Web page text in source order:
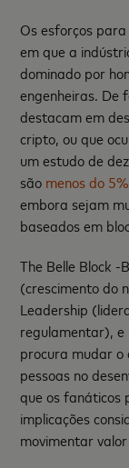
Os esforços
em que a
dominado por
engenheiras. De
destacam em
cripto, ou que
um estudo de
são menos do 5%
embora sejam
baseados em
The Belle Block -
(crescimento do
Leadership
regulamentar), e
procura mudar
pessoas no
que os fanáticos
implicações
movimentar